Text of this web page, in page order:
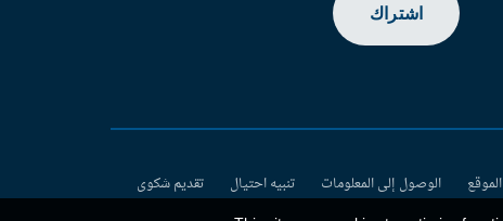
اشتراك
الوصول إلى المعلومات تنبيه احتيال
تقديم شكوى